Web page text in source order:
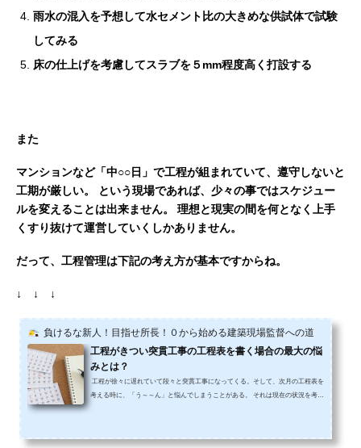
雨水の混入を予想して水セメント比の大きめな供試体で試験
してみる
床の仕上げを考慮してスラブを５mm程度高く打設する
また
マンションなど「中○○日」で工程が組まれていて、遵守しないと
工期が厳しい。
という現場であれば、少々の事ではスケジュー
ルを変えることは出来ません。
理想と現実の間を何となく上手
くすり抜けて運営していくしかありません。
だって、工程管理は下記の考え方が基本ですからね。
↓ ↓ ↓
負けるな新人！目指せ所長！０から始める建築現場監督への道
工程がきつい突貫工事の工程表を書く場合の最大の悩
みとは？
工程が徐々に遅れていて段々と突貫工事になってくる。そして、次月の工程表を
考える時に、「う～～ん」と悩んでしまうことがある。 それは現在の状況を考え